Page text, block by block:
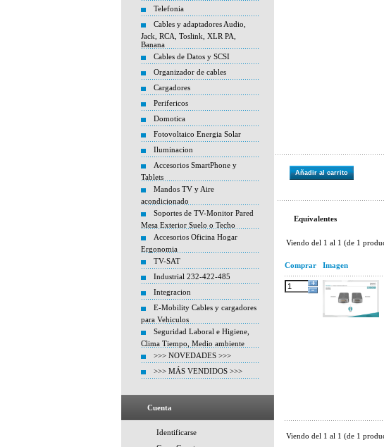
Telefonia
Cables y adaptadores Audio,
Jack, RCA, Toslink, XLR PA,
Banana
Cables de Datos y SCSI
Organizador de cables
Cargadores
Perifericos
Domotica
Fotovoltaico Energia Solar
Iluminacion
Accesorios SmartPhone y
Tablets
Mandos TV y Aire
acondicionado
Soportes de TV-Monitor Pared
Mesa Exterior Suelo o Techo
Accesorios Oficina Hogar
Ergonomia
TV-SAT
Industrial 232-422-485
Integracion
E-Mobility Cables y cargadores
para Vehiculos
Seguridad Laboral e Higiene,
Clima Tiempo, Medio ambiente
>>> NOVEDADES >>>
>>> MÁS VENDIDOS >>>
Cuenta
Identificarse
Añadir al carrito
Equivalentes
Viendo del 1 al 1 (de 1
Comprar Imagen
Viendo del 1 al 1 (de 1